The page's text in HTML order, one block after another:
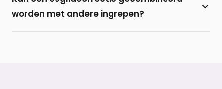
littekens trekken meestal fraai bij en zijn nauwelijks
zichtbaar.
worden met andere ingrepen?